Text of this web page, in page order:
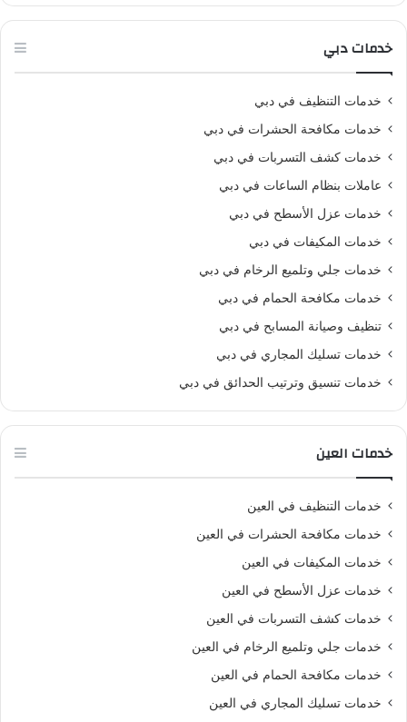
خدمات دبي
خدمات التنظيف في دبي
خدمات مكافحة الحشرات في دبي
خدمات كشف التسربات في دبي
عاملات بنظام الساعات في دبي
خدمات عزل الأسطح في دبي
خدمات المكيفات في دبي
خدمات جلي وتلميع الرخام في دبي
خدمات مكافحة الحمام في دبي
تنظيف وصيانة المسابح في دبي
خدمات تسليك المجاري في دبي
خدمات تنسيق وترتيب الحدائق في دبي
خدمات العين
خدمات التنظيف في العين
خدمات مكافحة الحشرات في العين
خدمات المكيفات في العين
خدمات عزل الأسطح في العين
خدمات كشف التسربات في العين
خدمات جلي وتلميع الرخام في العين
خدمات مكافحة الحمام في العين
خدمات تسليك المجاري في العين